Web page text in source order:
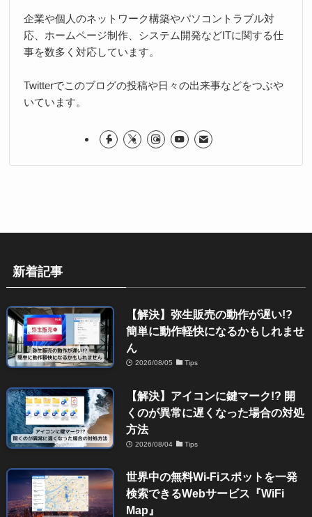
企業や個人のネットワーク構築やパソコントラブル対
応、ホームページ制作、システム開発などITに関する仕
事を数多く対応しています。
Twitterでこのブログの投稿や日々の出来事などをつぶや
いています。
新着記事
【解決】弥生販売の動作が遅い!?
簡単に動作軽快になるかもしれませ
ん
2026/08/05 Tips
【解決】アイコンに鍵マーク!? 開
くのが異常に遅くなった場合の対処
方法
2026/08/04 Tips
世界中の無料Wi-Fiスポットを一発
検索できるWebサービス『WiFi
Map』